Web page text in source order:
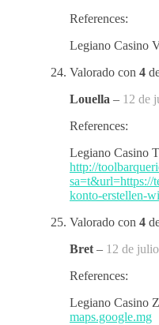
References:
Legiano Casino
Valorado con 4
Louella – 12 de
References:
Legiano Casino
http://
sa=t&url=https://
konto-erstellen-
Valorado con 4
Bret – 12 de
References:
Legiano Casino
maps.google.mg